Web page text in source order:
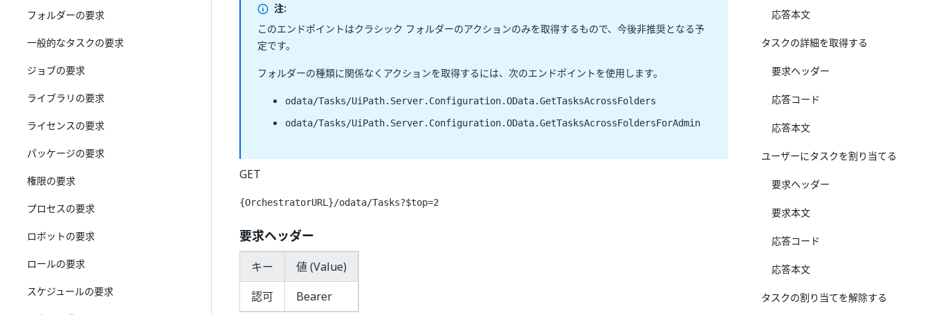
フォルダーの要求
一般的なタスクの要求
ジョブの要求
ライブラリの要求
ライセンスの要求
パッケージの要求
権限の要求
プロセスの要求
ロボットの要求
ロールの要求
スケジュールの要求
注:
このエンドポイントはクラシック フォルダーのアクションのみを取得するもので、今後非推奨となる予
定です。
フォルダーの種類に関係なくアクションを取得するには、次のエンドポイントを使用します。
odata/Tasks/UiPath.Server.Configuration.OData.GetTasksAcrossFolders
odata/Tasks/UiPath.Server.Configuration.OData.GetTasksAcrossFoldersForAdmin
GET
{OrchestratorURL}/odata/Tasks?$top=2
要求ヘッダー
キー
値 (Value)
認可
Bearer
応答本文
タスクの詳細を取得する
要求ヘッダー
応答コード
応答本文
ユーザーにタスクを割り当てる
要求ヘッダー
要求本文
応答コード
応答本文
タスクの割り当てを解除する